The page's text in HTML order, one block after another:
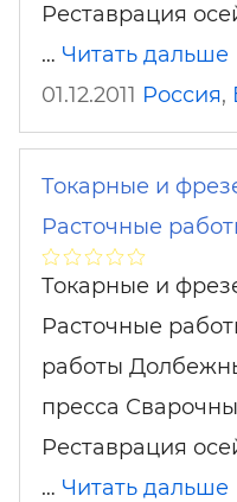
Реставрация
… Читать дальше
01.12.2011 Россия,
Токарные и
Расточные
Токарные и
Расточные
работы
пресса
Реставрация
… Читать дальше